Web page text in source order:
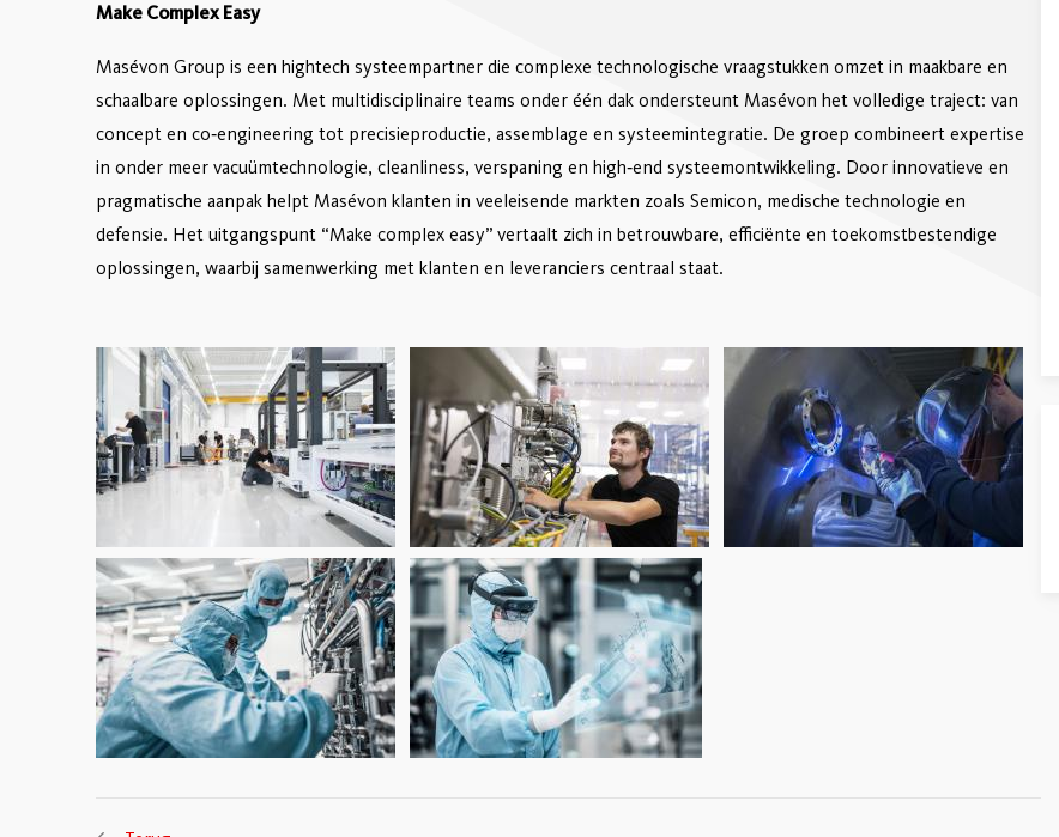
Make Complex Easy
Masévon Group is een hightech systeempartner die complexe technologische vraagstukken omzet in maakbare en
schaalbare oplossingen. Met multidisciplinaire teams onder één dak ondersteunt Masévon het volledige traject: van
concept en co‑engineering tot precisieproductie, assemblage en systeemintegratie. De groep combineert expertise
in onder meer vacuümtechnologie, cleanliness, verspaning en high‑end systeemontwikkeling. Door innovatieve en
pragmatische aanpak helpt Masévon klanten in veeleisende markten zoals Semicon, medische technologie en
defensie. Het uitgangspunt “Make complex easy” vertaalt zich in betrouwbare, efficiënte en toekomstbestendige
oplossingen, waarbij samenwerking met klanten en leveranciers centraal staat.